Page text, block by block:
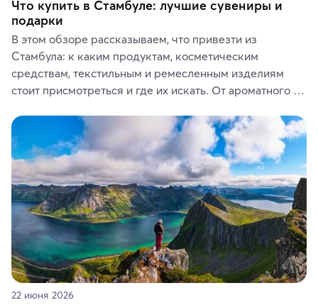
Что купить в Стамбуле: лучшие сувениры и
подарки
В этом обзоре рассказываем, что привезти из
Стамбула: к каким продуктам, косметическим
средствам, текстильным и ремесленным изделиям
стоит присмотреться и где их искать. От ароматного
керамики и изделий из кожи на турецких рынках и в
аутентичных лавках — в подарок близким или себе на
память о путешествии.
22 июня 2026